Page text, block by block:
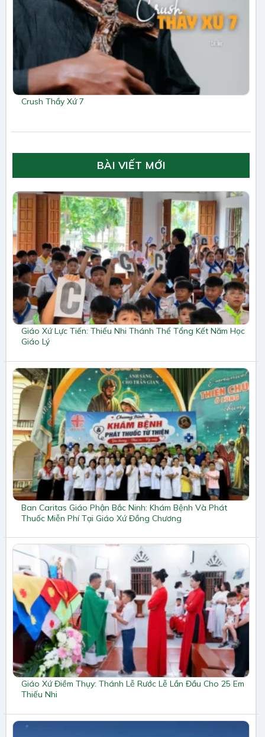
Crush Thầy Xứ 7
BÀI VIẾT MỚI
Giáo Xứ Lực Tiến: Thiếu Nhi Thánh Thể Tổng Kết Năm Học
Giáo Lý
Ban Caritas Giáo Phận Bắc Ninh: Khám Bệnh Và Phát
Thuốc Miễn Phí Tại Giáo Xứ Đồng Chương
Giáo Xứ Điềm Thụy: Thánh Lễ Rước Lễ Lần Đầu Cho 25 Em
Thiếu Nhi